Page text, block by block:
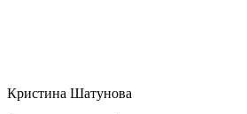
Кристина Шатунова